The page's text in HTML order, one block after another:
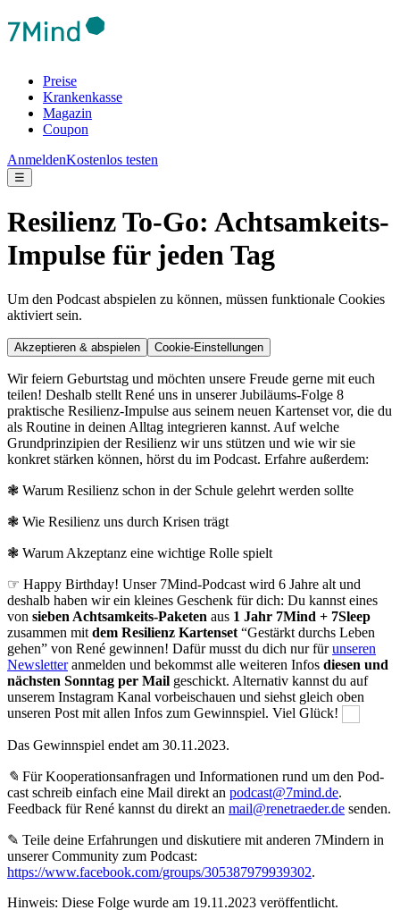
Preise
Krankenkasse
Magazin
Coupon
AnmeldenKostenlos testen
☰
Resilienz To-Go: Achtsamkeits-
Impulse für jeden Tag
Um den Podcast abspielen zu können, müssen funktionale Cookies
aktiviert sein.
Akzeptieren & abspielen Cookie-Einstellungen
Wir feiern Geburtstag und möchten unsere Freude gerne mit euch
teilen! Deshalb stellt René uns in unserer Jubiläums-Folge 8
praktische Resilienz-Impulse aus seinem neuen Kartenset vor, die du
als Routine in deinen Alltag integrieren kannst. Auf welche
Grundprinzipien der Resilienz wir uns stützen und wie wir sie
konkret stärken können, hörst du im Podcast. Erfahre außerdem:
❃ Warum Resilienz schon in der Schule gelehrt werden sollte
❃ Wie Resilienz uns durch Krisen trägt
❃ Warum Akzeptanz eine wichtige Rolle spielt
☞ Happy Birthday! Unser 7Mind-Podcast wird 6 Jahre alt und
deshalb haben wir ein kleines Geschenk für dich: Du kannst eines
von sieben Achtsamkeits-Paketen aus 1 Jahr 7Mind + 7Sleep
zusammen mit dem Resilienz Kartenset “Gestärkt durchs Leben
gehen” von René gewinnen! Dafür musst du dich nur fürunseren
Newsletteranmelden und bekommst alle weiteren Infos diesen und
nächsten Sonntag per Mail geschickt. Alternativ kannst du auf
unserem Instagram Kanal vorbeischauen und siehst gleich oben
unseren Post mit allen Infos zum Gewinnspiel. Viel Glück!
Das Gewinnspiel endet am 30.11.2023.
✎ Für Koope­ra­ti­ons­an­fra­gen und Infor­ma­tio­nen rund um den Pod­
cast schreib ein­fach eine Mail direkt an podcast@7mind.de.
Feedback für René kannst du direkt an mail@renetraeder.de senden.
✎ Teile deine Erfahrungen und diskutiere mit anderen 7Mindern in
unserer Community zum Podcast:
https://www.facebook.com/groups/305387979939302.
Hinweis: Diese Folge wurde am 19.11.2023 veröffentlicht.